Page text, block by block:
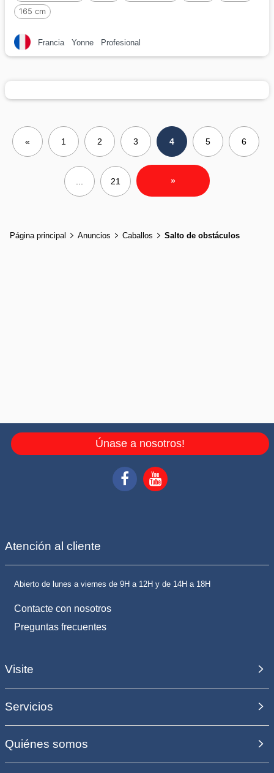
165 cm
Francia Yonne Profesional
« 1 2 3 4 5 6
21 »
Página principal Anuncios Caballos Salto de obstáculos
Únase a nosotros!
Atención al cliente
Abierto de lunes a viernes de 9H a 12H y de 14H a 18H
Contacte con nosotros
Preguntas frecuentes
Visite
Servicios
Quiénes somos